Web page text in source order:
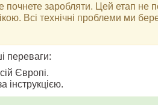
заробляти. Цей етап не
Всі технічні проблеми ми
переваги:
Європі.
інструкцією.